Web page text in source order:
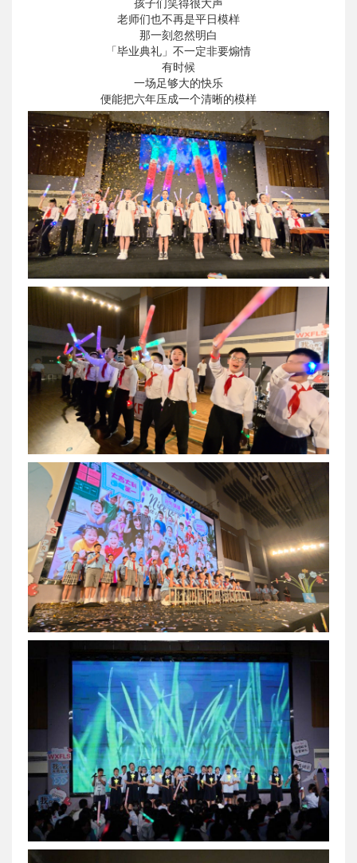
孩子们笑得很大声
老师们也不再是平日模样
那一刻忽然明白
「毕业典礼」不一定非要煽情
有时候
一场足够大的快乐
便能把六年压成一个清晰的模样